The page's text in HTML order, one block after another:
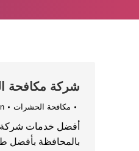
شركة مكافحة
مكافحة الحشرات
أفضل خدمات شركة
بالمحافظة بأفضل